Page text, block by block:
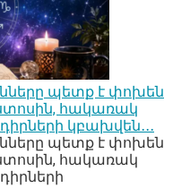
պետք է փոխեն
հակառակ
կբախվեն․․․
պետք է փոխեն
հակառակ